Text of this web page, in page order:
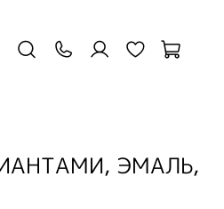
ЭМАЛЬ,